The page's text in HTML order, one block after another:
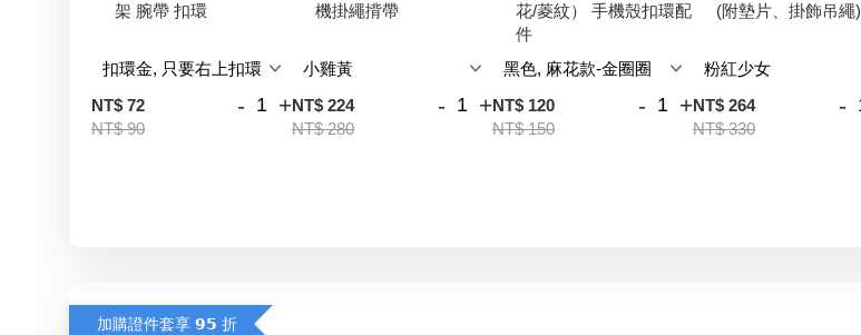
架 腕帶 扣環
NT$ 72
NT$ 90
- +
機掛繩揹帶
NT$ 224
NT$ 280
- +
花/菱紋） 手機殼扣環配
件
NT$ 120
NT$ 150
- +
(附墊片、掛飾吊繩)
NT$ 264
NT$ 330
-
加購證件套享 𝟵𝟱 折